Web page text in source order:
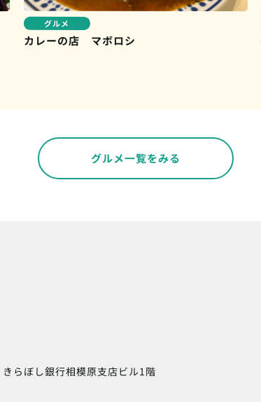
グルメ
カレーの店 マボロシ
グルメ一覧をみる
きらぼし銀行相模原支店ビル1階